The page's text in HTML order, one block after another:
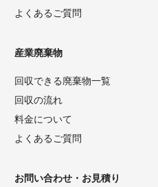
よくあるご質問
産業廃棄物
回収できる廃棄物一覧
回収の流れ
料金について
よくあるご質問
お問い合わせ・お見積り